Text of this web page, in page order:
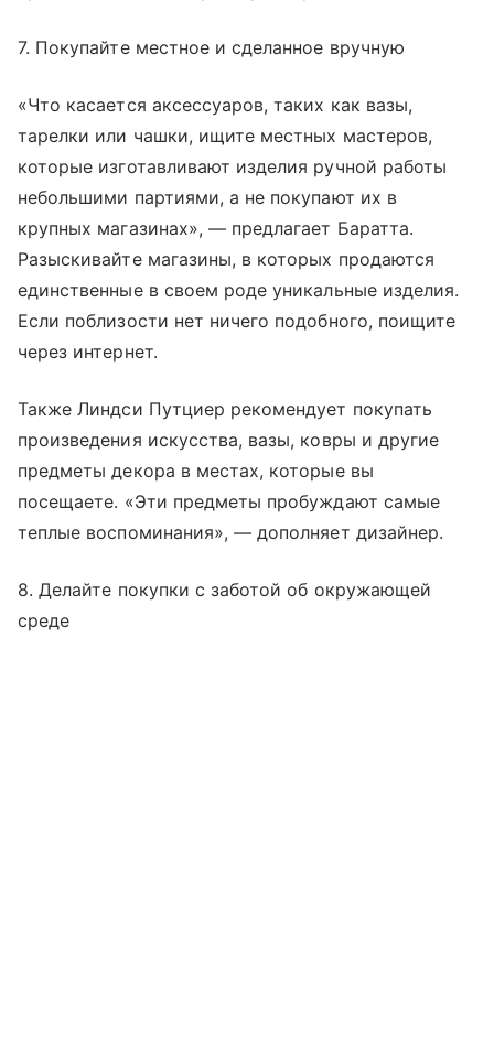
7. Покупайте местное и сделанное вручную
«Что касается аксессуаров, таких как вазы,
тарелки или чашки, ищите местных мастеров,
которые изготавливают изделия ручной работы
небольшими партиями, а не покупают их в
крупных магазинах», — предлагает Баратта.
Разыскивайте магазины, в которых продаются
единственные в своем роде уникальные изделия.
Если поблизости нет ничего подобного, поищите
через интернет.
Также Линдси Путциер рекомендует покупать
произведения искусства, вазы, ковры и другие
предметы декора в местах, которые вы
посещаете. «Эти предметы пробуждают самые
теплые воспоминания», — дополняет дизайнер.
8. Делайте покупки с заботой об окружающей
среде